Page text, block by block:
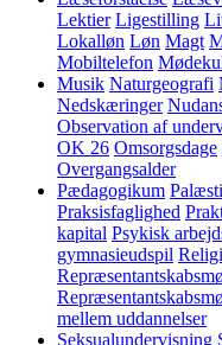
Lektier Ligestilling
Lokalløn Løn Magt
Mobiltelefon
Musik Naturgeografi
Nedskæringer
Observation af
OK 26 Omsorgsdage
Overgangsalder
Pædagogikum
Praksisfaglighed
kapital Psykisk
gymnasieudspil
mellem uddannelser
Seksualundervisning